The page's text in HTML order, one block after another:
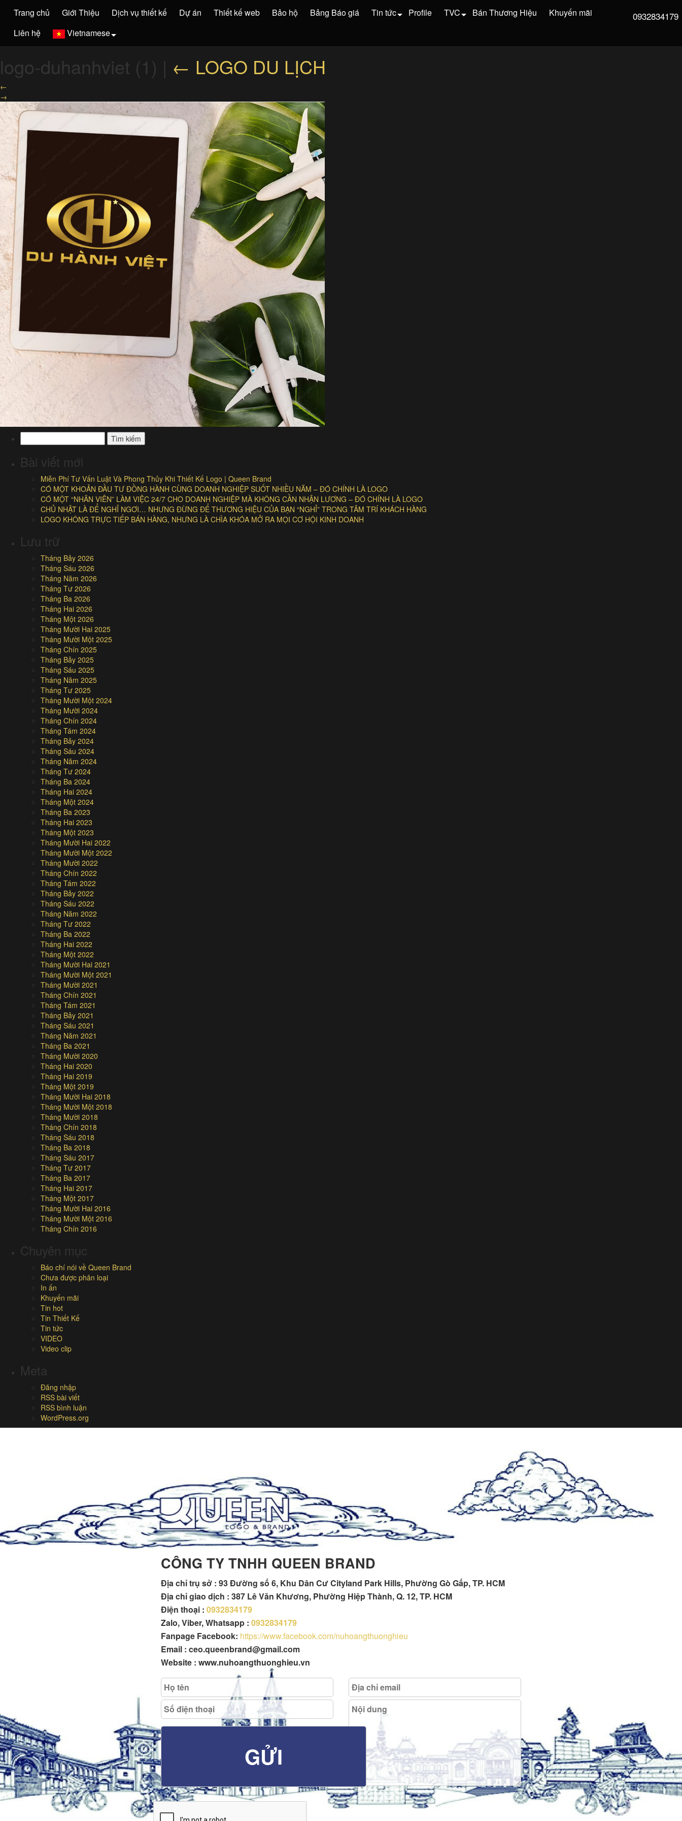
0932834179
Trang chủ Giới Thiệu Dịch vụ thiết kế Dự án Thiết kế web Bảo hộ Bảng Báo giá Tin tức Profile TVC Bán Thương Hiệu
Khuyến mãi
Liên hệ
Vietnamese
logo-duhanhviet (1) | ← LOGO DU LỊCH
←
→
kiếm
cho:
Bài viết mới
Miễn Phí Tư Vấn Luật Và Phong Thủy Khi Thiết Kế Logo | Queen Brand
CÓ MỘT KHOẢN ĐẦU TƯ ĐỒNG HÀNH CÙNG DOANH NGHIỆP SUỐT NHIỀU NĂM – ĐÓ CHÍNH LÀ LOGO
CÓ MỘT “NHÂN VIÊN” LÀM VIỆC 24/7 CHO DOANH NGHIỆP MÀ KHÔNG CẦN NHẬN LƯƠNG – ĐÓ CHÍNH LÀ LOGO
CHỦ NHẬT LÀ ĐỂ NGHỈ NGƠI… NHƯNG ĐỪNG ĐỂ THƯƠNG HIỆU CỦA BẠN “NGHỈ” TRONG TÂM TRÍ KHÁCH HÀNG
LOGO KHÔNG TRỰC TIẾP BÁN HÀNG, NHƯNG LÀ CHÌA KHÓA MỞ RA MỌI CƠ HỘI KINH DOANH
Lưu trữ
Tháng Bảy 2026
Tháng Sáu 2026
Tháng Năm 2026
Tháng Tư 2026
Tháng Ba 2026
Tháng Hai 2026
Tháng Một 2026
Tháng Mười Hai 2025
Tháng Mười Một 2025
Tháng Chín 2025
Tháng Bảy 2025
Tháng Sáu 2025
Tháng Năm 2025
Tháng Tư 2025
Tháng Mười Một 2024
Tháng Mười 2024
Tháng Chín 2024
Tháng Tám 2024
Tháng Bảy 2024
Tháng Sáu 2024
Tháng Năm 2024
Tháng Tư 2024
Tháng Ba 2024
Tháng Hai 2024
Tháng Một 2024
Tháng Ba 2023
Tháng Hai 2023
Tháng Một 2023
Tháng Mười Hai 2022
Tháng Mười Một 2022
Tháng Mười 2022
Tháng Chín 2022
Tháng Tám 2022
Tháng Bảy 2022
Tháng Sáu 2022
Tháng Năm 2022
Tháng Tư 2022
Tháng Ba 2022
Tháng Hai 2022
Tháng Một 2022
Tháng Mười Hai 2021
Tháng Mười Một 2021
Tháng Mười 2021
Tháng Chín 2021
Tháng Tám 2021
Tháng Bảy 2021
Tháng Sáu 2021
Tháng Năm 2021
Tháng Ba 2021
Tháng Mười 2020
Tháng Hai 2020
Tháng Hai 2019
Tháng Một 2019
Tháng Mười Hai 2018
Tháng Mười Một 2018
Tháng Mười 2018
Tháng Chín 2018
Tháng Sáu 2018
Tháng Ba 2018
Tháng Sáu 2017
Tháng Tư 2017
Tháng Ba 2017
Tháng Hai 2017
Tháng Một 2017
Tháng Mười Hai 2016
Tháng Mười Một 2016
Tháng Chín 2016
Chuyên mục
Báo chí nói về Queen Brand
Chưa được phân loại
In ấn
Khuyến mãi
Tin hot
Tin Thiết Kế
Tin tức
VIDEO
Video clip
Meta
Đăng nhập
RSS bài viết
RSS bình luận
WordPress.org
CÔNG TY TNHH QUEEN BRAND
Địa chỉ trụ sở :93 Đường số 6, Khu Dân Cư Cityland Park Hills, Phường Gò Gấp, TP. HCM
Địa chỉ giao dịch : 387 Lê Văn Khương, Phường Hiệp Thành, Q. 12, TP. HCM
Điện thoại :0932834179
Zalo, Viber, Whatsapp :0932834179
Fanpage Facebook: https://www.facebook.com/nuhoangthuonghieu
Email : ceo.queenbrand@gmail.com
Website : www.nuhoangthuonghieu.vn